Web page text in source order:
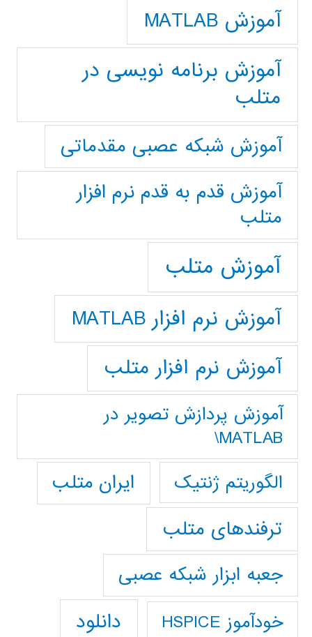
آموزش MATLAB
آموزش برنامه نویسی در
متلب
آموزش شبکه عصبی مقدماتی
آموزش قدم به قدم نرم افزار
متلب
آموزش متلب
آموزش نرم افزار MATLAB
آموزش نرم افزار متلب
آموزش پردازش تصوير در
MATLAB\
الگوریتم ژنتیک
ایران متلب
ترفندهای متلب
جعبه ابزار شبکه عصبی
خودآموز HSPICE دانلود